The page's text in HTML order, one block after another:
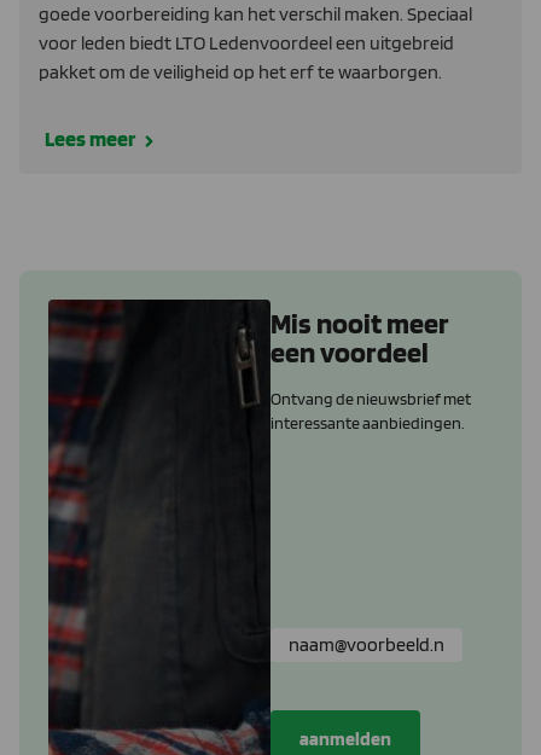
goede voorbereiding kan het verschil maken. Speciaal
voor leden biedt LTO Ledenvoordeel een uitgebreid
pakket om de veiligheid op het erf te waarborgen.
Lees meer
Mis nooit meer
een voordeel
Ontvang de nieuwsbrief met
interessante aanbiedingen.